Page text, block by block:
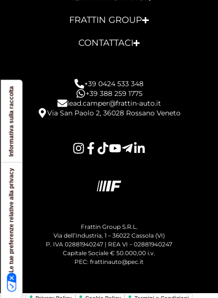
FRATTIN GROUP
CONTATTACI
+39 0424 533 348
+39 388 259 1775
lead.camper@frattin-auto.it
Via San Paolo 2, 36028 Rossano Veneto
Frattin Group S.R.L.
Via dell’Industria, 1 – 36022 Cassola (VI)
P. IVA 02881940247 | REA VI – 02881940247
Capitale Sociale € 50.000,00 i.v.
PEC: frattinauto@pec.it
Le tue preferenze relative alla privacy
Informativa sulla raccolta